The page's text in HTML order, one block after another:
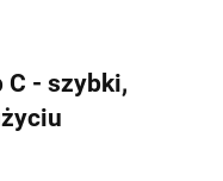
C - szybki,